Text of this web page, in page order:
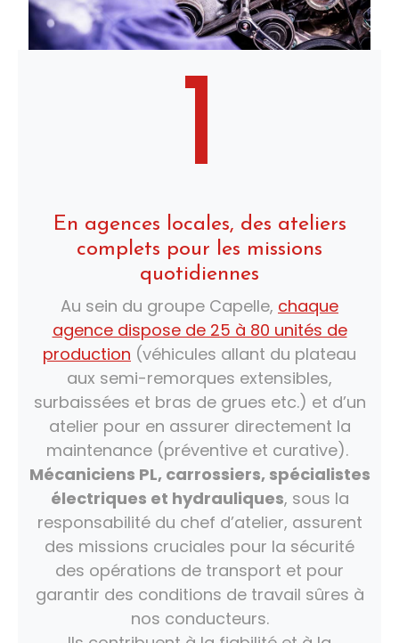
1
En agences locales, des ateliers
complets pour les missions
quotidiennes
Au sein du groupe Capelle, chaque
agence dispose de 25 à 80 unités de
production (véhicules allant du plateau
aux semi-remorques extensibles,
surbaissées et bras de grues etc.) et d’un
atelier pour en assurer directement la
maintenance (préventive et curative).
Mécaniciens PL, carrossiers, spécialistes
électriques et hydrauliques, sous la
responsabilité du chef d’atelier, assurent
des missions cruciales pour la sécurité
des opérations de transport et pour
garantir des conditions de travail sûres à
nos conducteurs.